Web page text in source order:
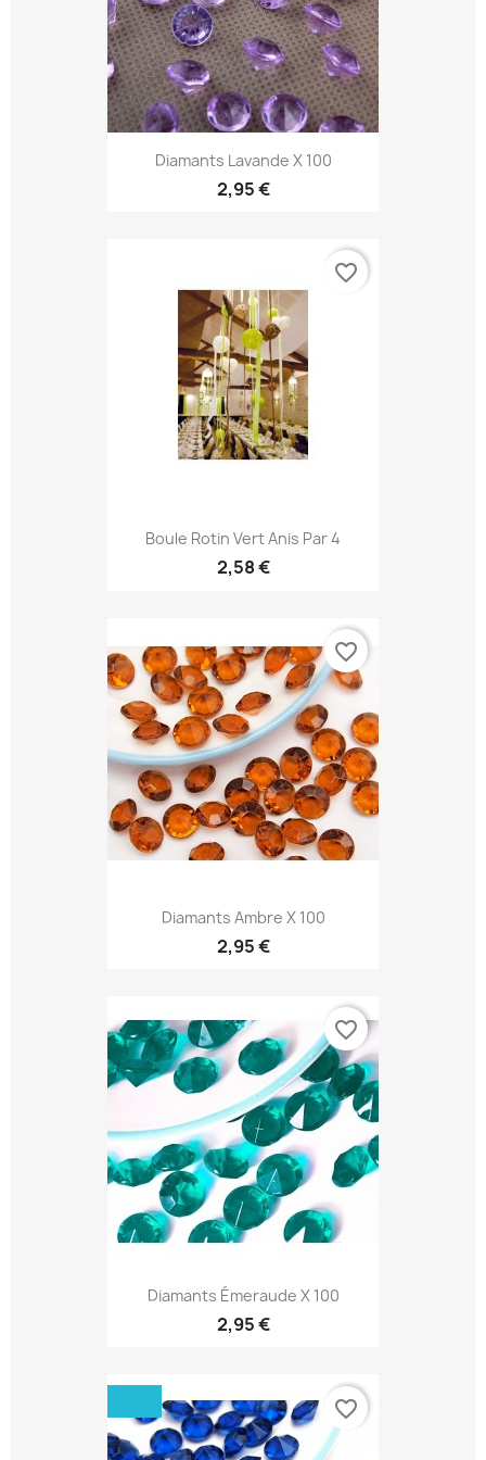
Diamants Lavande X 100
2,95 €
Boule Rotin Vert Anis Par 4
2,58 €
favorite_border
Diamants Ambre X 100
2,95 €
favorite_border
Diamants Émeraude X 100
2,95 €
favorite_border
favorite_border